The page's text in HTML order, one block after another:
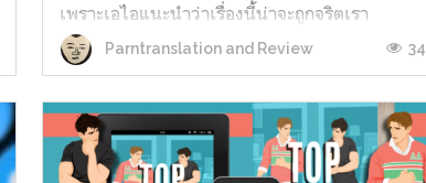
เพราะเอไอแนะนำว่าเรื่องนี้น่าจะถูกจริตเรา
มากกว่า555 เรื่องนี้เป็นเรื่องราวของ TOMMASO
นักกีฬาฮอกกี้ NHL กับ Carter มัณฑนากรมือฉมัง
ทอมมาโซเพิ่งโดนเทร...
Parntranslation and Review 34